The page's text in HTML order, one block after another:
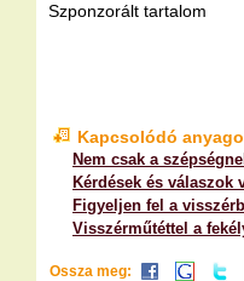
Szponzorált tartalom
Kapcsolódó
Nem csak a
Kérdések és válaszok
Figyeljen fel a
Visszérműtéttel a
Ossza meg: